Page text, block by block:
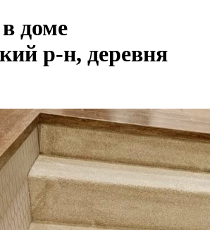
доме
р-н, деревня